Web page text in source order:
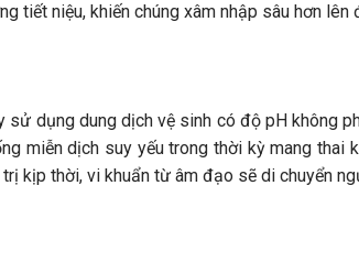
tiết niệu, khiến chúng xâm nhập sâu hơn lên
dụng dung dịch vệ sinh có độ pH không
miễn dịch suy yếu trong thời kỳ mang
kịp thời, vi khuẩn từ âm đạo sẽ di chuyển